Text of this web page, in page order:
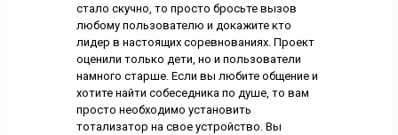
стало скучно, то просто бросьте вызов
любому пользователю и докажите кто
лидер в настоящих соревнованиях. Проект
оценили только дети, но и пользователи
намного старше. Если вы любите общение и
хотите найти собеседника по душе, то вам
просто необходимо установить
тотализатор на свое устройство. Вы